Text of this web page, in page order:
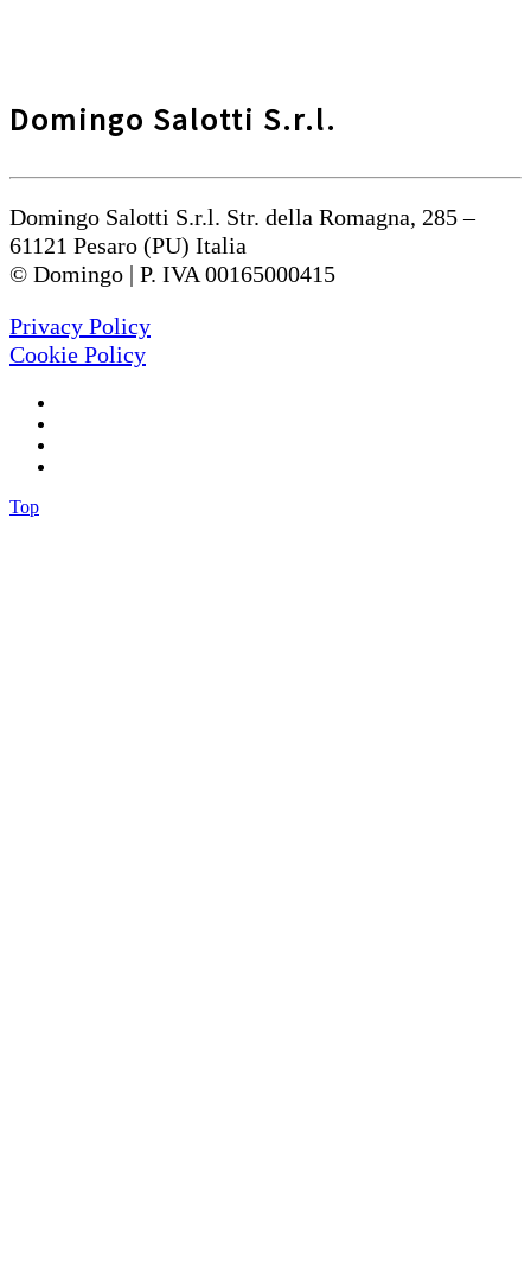
Domingo Salotti S.r.l.
Domingo Salotti S.r.l. Str. della Romagna, 285 –
61121 Pesaro (PU) Italia
© Domingo | P. IVA 00165000415
Privacy Policy
Cookie Policy
Top